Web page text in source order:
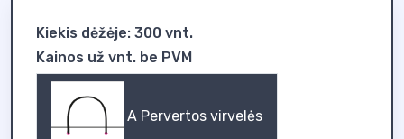
Kiekis dėžėje: 300 vnt.
Kainos už vnt. be PVM
A Pervertos virvelės